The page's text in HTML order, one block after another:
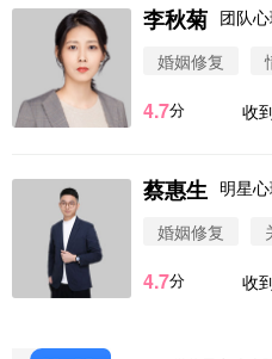
李秋菊 团队
婚姻修复
4.7分 收
蔡惠生 明星
婚姻修复
4.7分 收
微信用户 圆圈
案
微信用户